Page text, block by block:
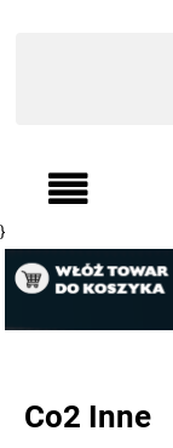
}
Co2 Inne